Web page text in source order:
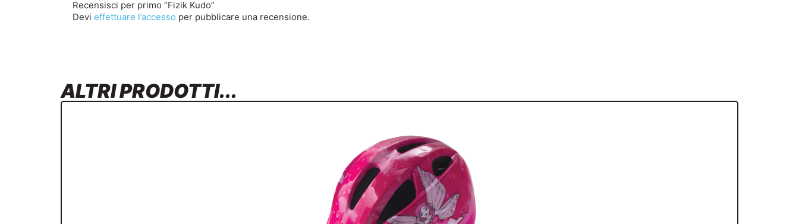
Recensisci per primo “Fizik Kudo”
Devi effettuare l’accesso per pubblicare una recensione.
ALTRI PRODOTTI...